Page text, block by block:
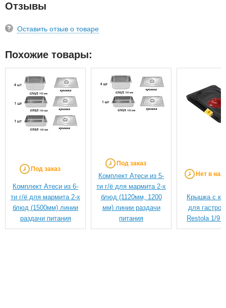
Отзывы
Оставить отзыв о товаре
Похожие товары:
Под заказ
Комплект Атеси из 6-
ти г/ё для мармита 2-х
блюд (1500мм) линии
раздачи питания
Под заказ
Комплект Атеси из 5-
ти г/ё для мармита 2-х
блюд (1120мм, 1200
мм) линии раздачи
питания
Нет в
Крышка с
для
Restola 1/9